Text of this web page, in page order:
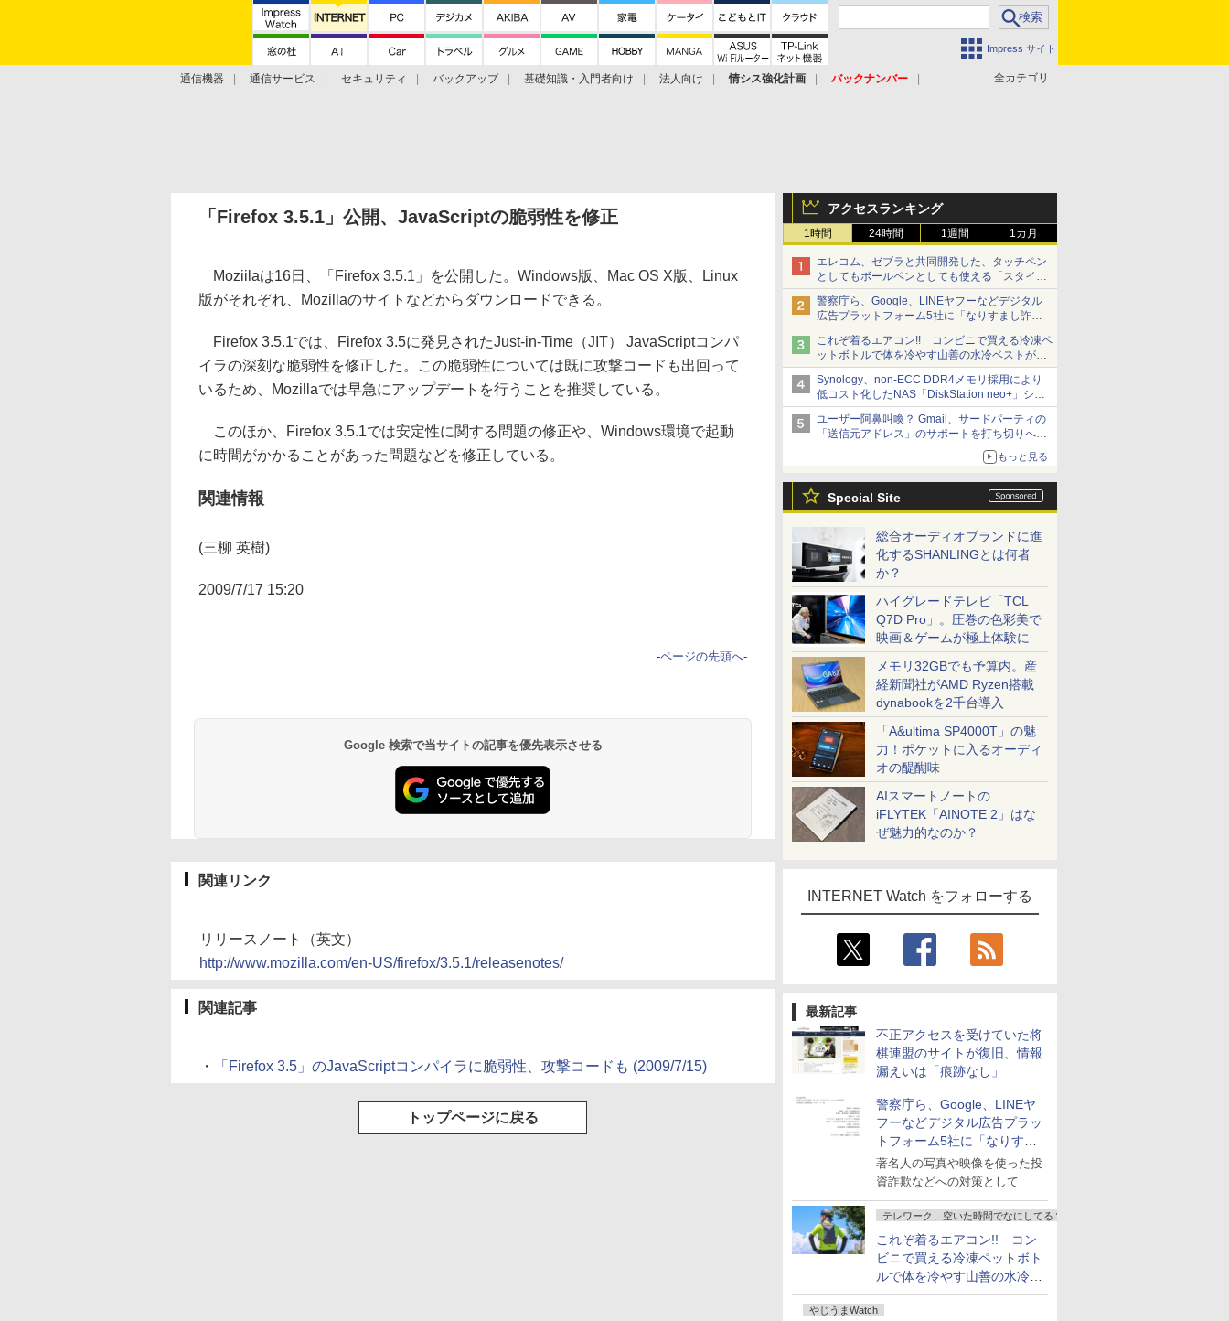
Impress サイト
全カテゴリ
通信機器 通信サービス セキュリティ バックアップ 基礎知識・入門者向け 法人向け 情シス強化計画
バックナンバー
アクセスランキング
1時間 24時間 1週間 1カ月
エレコム、ゼブラと共同開発した、タッチペン
としてもボールペンとしても使える「スタイラ
スツーウェイ」発売 iPadにも紙にも、持ち替
えずに書き込める
警察庁ら、Google、LINEヤフーなどデジタル
広告プラットフォーム5社に「なりすまし詐欺
広告」対策強化を要請 著名人の写真や映像を
使った投資詐欺などへの対策として
これぞ着るエアコン!! コンビニで買える冷凍ペ
ットボトルで体を冷やす山善の水冷ベストがロ
ードバイクにちょうどいい【ぼっち・ざ・ろー
ど！その14】【空いた時間でなにしてる？】
Synology、non-ECC DDR4メモリ採用により
低コスト化したNAS「DiskStation neo+」シリ
ーズ 予算を抑えて導入でき、ECCメモリへの
アップグレードも可能
ユーザー阿鼻叫喚？ Gmail、サードパーティの
「送信元アドレス」のサポートを打ち切りへ
もっと見る
Special Site
総合オーディオブランドに進
化するSHANLINGとは何者
か？
ハイグレードテレビ「TCL
Q7D Pro」。圧巻の色彩美で
映画＆ゲームが極上体験に
メモリ32GBでも予算内。産
経新聞社がAMD Ryzen搭載
dynabookを2千台導入
「A&ultima SP4000T」の魅
力！ポケットに入るオーディ
オの醍醐味
AIスマートノートの
iFLYTEK「AINOTE 2」はな
ぜ魅力的なのか？
INTERNET Watch をフォローする
最新記事
不正アクセスを受けていた将
棋連盟のサイトが復旧、情報
漏えいは「痕跡なし」
警察庁ら、Google、LINEヤ
フーなどデジタル広告プラッ
トフォーム5社に「なりすま
し詐欺広告」対策強化を要請
著名人の写真や映像を使った投
資詐欺などへの対策として
テレワーク、空いた時間でなにしてる？
これぞ着るエアコン!! コン
ビニで買える冷凍ペットボト
ルで体を冷やす山善の水冷ベ
ストがロードバイクにちょう
どいい【ぼっち・ざ・ろー
やじうまWatch
「Firefox 3.5.1」公開、JavaScriptの脆弱性を修正
Moziilaは16日、「Firefox 3.5.1」を公開した。Windows版、Mac OS X版、Linux
版がそれぞれ、Mozillaのサイトなどからダウンロードできる。
Firefox 3.5.1では、Firefox 3.5に発見されたJust-in-Time（JIT） JavaScriptコンパ
イラの深刻な脆弱性を修正した。この脆弱性については既に攻撃コードも出回って
いるため、Mozillaでは早急にアップデートを行うことを推奨している。
このほか、Firefox 3.5.1では安定性に関する問題の修正や、Windows環境で起動
に時間がかかることがあった問題などを修正している。
関連情報
(三柳 英樹)
2009/7/17 15:20
-ページの先頭へ-
Google 検索で当サイトの記事を優先表示させる
関連リンク
リリースノート（英文）
http://www.mozilla.com/en-US/firefox/3.5.1/releasenotes/
関連記事
・ 「Firefox 3.5」のJavaScriptコンパイラに脆弱性、攻撃コードも (2009/7/15)
トップページに戻る